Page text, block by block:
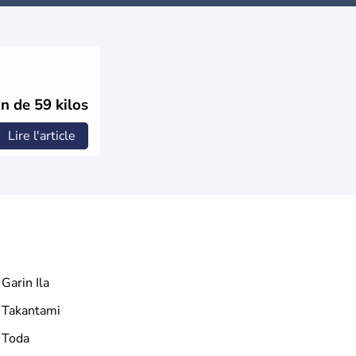
de 59 kilos
Lire l'article
Garin Ila
Takantami
Toda